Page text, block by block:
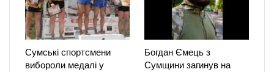
Сумські спортсмени
вибороли медалі у
Богдан Ємець з
Сумщини загинув на